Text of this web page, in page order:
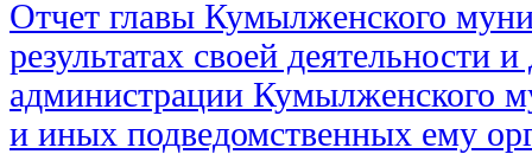
Отчет главы Кумылженского
результатах своей деятельности
администрации Кумылженского
и иных подведомственных ему